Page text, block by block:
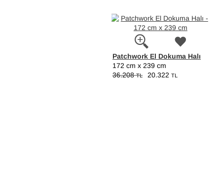
Patchwork El Dokuma Halı
172 cm x 239 cm
36.208TL 20.322 TL